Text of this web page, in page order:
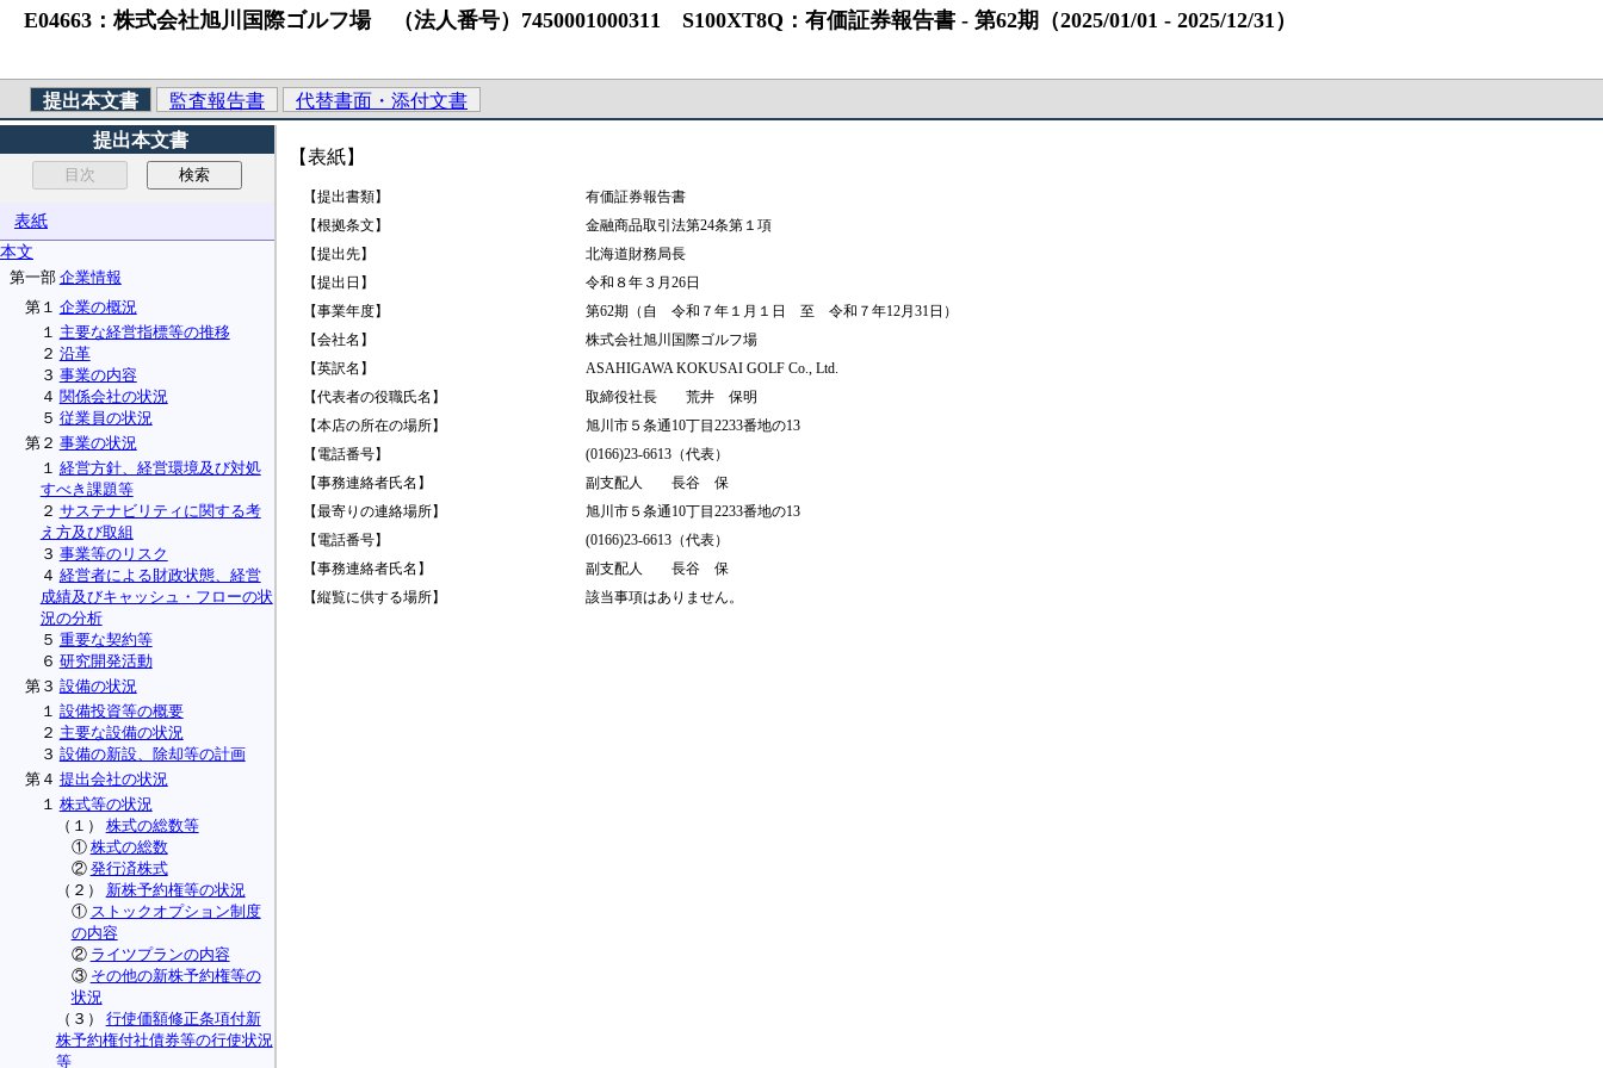
E04663：株式会社旭川国際ゴルフ場 （法人番号）7450001000311 S100XT8Q：有価証券報告書 ‐ 第62期（2025/01/01 ‐ 2025/12/31）
提出本文書 監査報告書
代替書面・添付文書
提出本文書